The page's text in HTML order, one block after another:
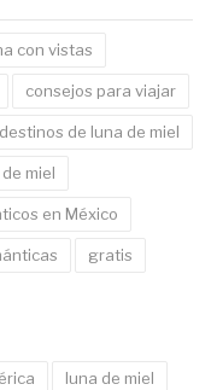
con vistas
consejos para viajar
destinos de luna de miel
miel
en México
gratis
luna de miel